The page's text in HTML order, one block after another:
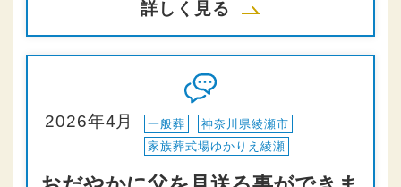
詳しく見る
2026年4月 一般葬
神奈川県綾瀬市
家族葬式場ゆかりえ綾瀬